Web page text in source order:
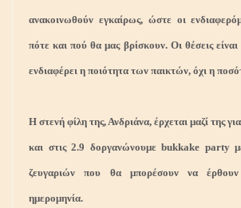
ανακοινωθούν εγκαίρως, ώστε οι
πότε και πού θα μας βρίσκουν. Οι θέσεις
ενδιαφέρει η ποιότητα των παικτών, όχι η
Η στενή φίλη της, Ανδριάνα, έρχεται μαζί της
και στις 2.9 δοργανώνουμε bukkake party
ζευγαριών που θα μπορέσουν να έρθουν
ημερομηνία.